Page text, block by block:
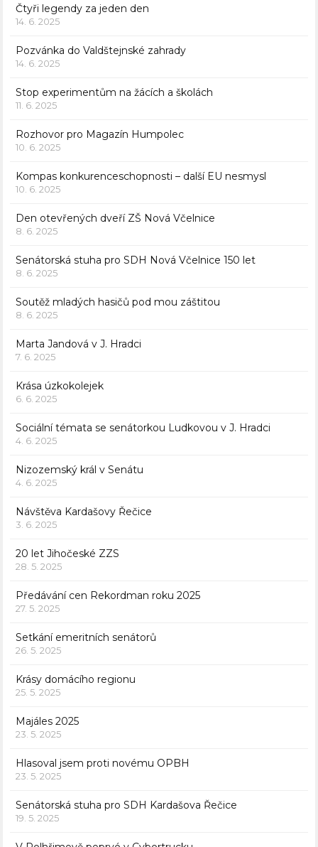
Čtyři legendy za jeden den
14. 6. 2025
Pozvánka do Valdštejnské zahrady
14. 6. 2025
Stop experimentům na žácích a školách
11. 6. 2025
Rozhovor pro Magazín Humpolec
10. 6. 2025
Kompas konkurenceschopnosti – další EU nesmysl
10. 6. 2025
Den otevřených dveří ZŠ Nová Včelnice
8. 6. 2025
Senátorská stuha pro SDH Nová Včelnice 150 let
8. 6. 2025
Soutěž mladých hasičů pod mou záštitou
8. 6. 2025
Marta Jandová v J. Hradci
7. 6. 2025
Krása úzkokolejek
6. 6. 2025
Sociální témata se senátorkou Ludkovou v J. Hradci
4. 6. 2025
Nizozemský král v Senátu
4. 6. 2025
Návštěva Kardašovy Řečice
3. 6. 2025
20 let Jihočeské ZZS
28. 5. 2025
Předávání cen Rekordman roku 2025
27. 5. 2025
Setkání emeritních senátorů
26. 5. 2025
Krásy domácího regionu
25. 5. 2025
Majáles 2025
23. 5. 2025
Hlasoval jsem proti novému OPBH
23. 5. 2025
Senátorská stuha pro SDH Kardašova Řečice
19. 5. 2025